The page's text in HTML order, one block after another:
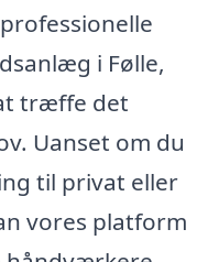
i Følle,
træffe det
Uanset om du
til privat eller
vores platform